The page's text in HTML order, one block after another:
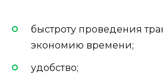
быстроту проведения
экономию времени;
удобство;